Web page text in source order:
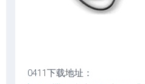
0411下载地址：